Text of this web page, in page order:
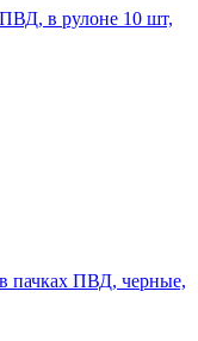
в рулоне 10 шт,
пачках ПВД, черные,